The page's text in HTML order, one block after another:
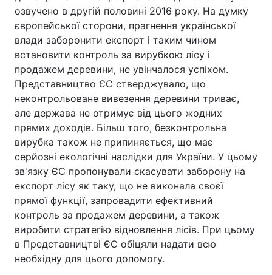
озвучено в другій половині 2016 року. На думку
європейської сторони, прагнення української
влади заборонити експорт і таким чином
встановити контроль за вирубкою лісу і
продажем деревини, не увінчалося успіхом.
Представництво ЄС стверджувало, що
неконтрольоване вивезення деревини триває,
але держава не отримує від цього жодних
прямих доходів. Більш того, безконтрольна
вирубка також не припиняється, що має
серйозні екологічні наслідки для України. У цьому
зв'язку ЄС пропонували скасувати заборону на
експорт лісу як таку, що не виконала своєї
прямої функції, запровадити ефективний
контроль за продажем деревини, а також
виробити стратегію відновлення лісів. При цьому
в Представництві ЄС обіцяли надати всю
необхідну для цього допомогу.